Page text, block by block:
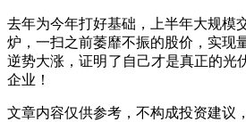
去年为今年打好基础，上半年大规模
炉，一扫之前萎靡不振的股价，实现
逆势大涨，证明了自己才是真正的光
企业！
文章内容仅供参考，不构成投资建议